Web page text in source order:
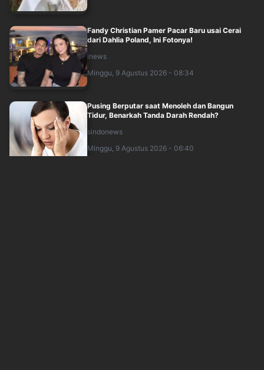
Fandy Christian Pamer Pacar Baru usai Cerai
dari Dahlia Poland, Ini Fotonya!
inews
Minggu, 9 Agustus 2026 - 08:34
Pusing Berputar saat Menoleh dan Bangun
Tidur, Benarkah Tanda Darah Rendah?
sindonews
Minggu, 9 Agustus 2026 - 06:40